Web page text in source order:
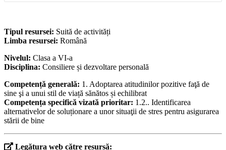
Tipul resursei: Suită de activități
Limba resursei: Română
Nivelul: Clasa a VI-a
Disciplina: Consiliere și dezvoltare personală
Competență generală: 1. Adoptarea atitudinilor pozitive faţă de
sine şi a unui stil de viață sănătos și echilibrat
Competența specifică vizată prioritar: 1.2.. Identificarea
alternativelor de soluționare a unor situaţii de stres pentru asigurarea
stării de bine
Legătura web către resursă: